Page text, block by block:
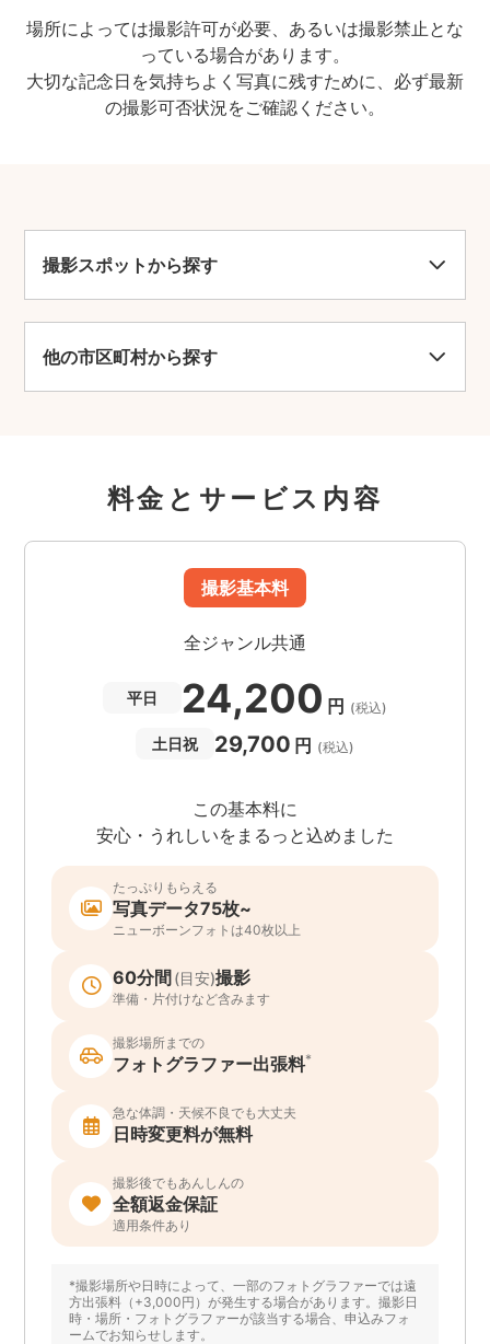
場所によっては撮影許可が必要、あるいは撮影禁止とな
っている場合があります。
大切な記念日を気持ちよく写真に残すために、必ず最新
の撮影可否状況をご確認ください。
撮影スポットから探す
他の市区町村から探す
料金とサービス内容
撮影基本料
全ジャンル共通
平日 24,200 円 (税込)
土日祝 29,700 円 (税込)
この基本料に
安心・うれしいをまるっと込めました
たっぷりもらえる
写真データ75枚~
ニューボーンフォトは40枚以上
60分間 (目安)撮影
準備・片付けなど含みます
撮影場所までの
フォトグラファー出張料*
急な体調・天候不良でも大丈夫
日時変更料が無料
撮影後でもあんしんの
全額返金保証
適用条件あり
*撮影場所や日時によって、一部のフォトグラファーでは遠
方出張料（+3,000円）が発生する場合があります。撮影日
時・場所・フォトグラファーが該当する場合、申込みフォ
ームでお知らせします。